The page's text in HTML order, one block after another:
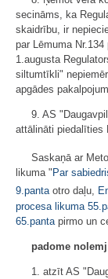
secināms, ka
skaidrību, ir
par Lēmuma
1.augusta
siltumtīkli"
apgādes
9. AS
attālināti piedalīties
Saskaņā ar
likuma " Par
9.pantaotro daļu,
procesa likuma
65.panta pirmo un
padome
1. atzīt AS